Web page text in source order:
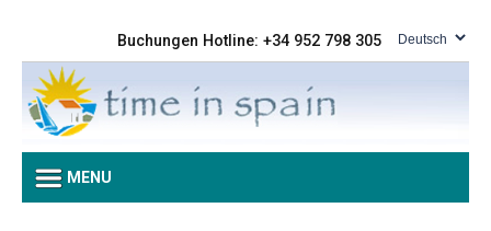
Buchungen Hotline: +34 952 798 305
MENU